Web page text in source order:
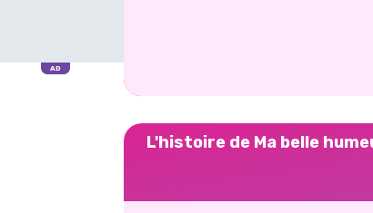
L'histoire de Ma belle